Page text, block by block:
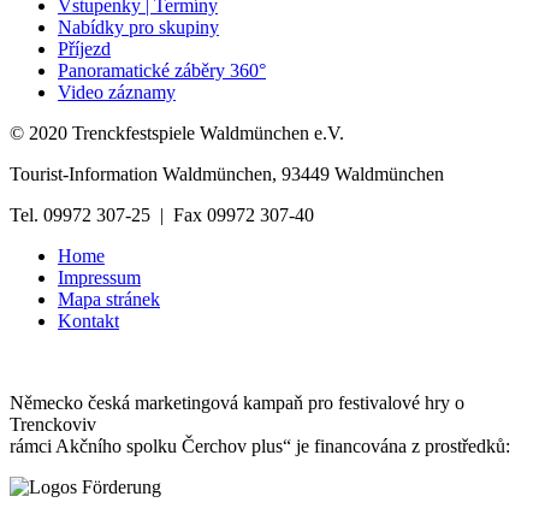
Vstupenky | Termíny
Nabídky pro skupiny
Příjezd
Panoramatické záběry 360°
Video záznamy
© 2020 Trenckfestspiele Waldmünchen e.V.
Tourist-Information Waldmünchen, 93449 Waldmünchen
Tel. 09972 307-25 | Fax 09972 307-40
Home
Impressum
Mapa stránek
Kontakt
Německo česká marketingová kampaň pro festivalové hry o
Trenckoviv
rámci Akčního spolku Čerchov plus“ je financována z prostředků: